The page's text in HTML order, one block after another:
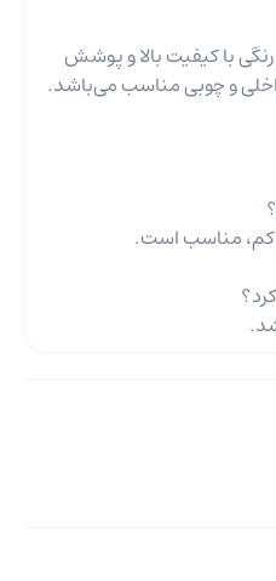
با کیفیت بالا و پوشش
و چوبی مناسب می‌باشد.
کم، مناسب است.